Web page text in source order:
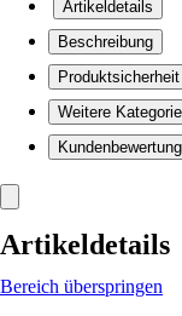
Artikeldetails
Beschreibung
Produktsicherheit
Weitere
Artikeldetails
Bereich überspringen